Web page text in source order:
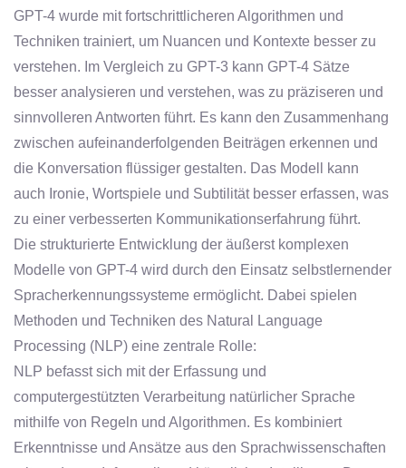
GPT-4 wurde mit fortschrittlicheren Algorithmen und
Techniken trainiert, um Nuancen und Kontexte besser zu
verstehen. Im Vergleich zu GPT-3 kann GPT-4 Sätze
besser analysieren und verstehen, was zu präziseren und
sinnvolleren Antworten führt. Es kann den Zusammenhang
zwischen aufeinanderfolgenden Beiträgen erkennen und
die Konversation flüssiger gestalten. Das Modell kann
auch Ironie, Wortspiele und Subtilität besser erfassen, was
zu einer verbesserten Kommunikationserfahrung führt.
Die strukturierte Entwicklung der äußerst komplexen
Modelle von GPT-4 wird durch den Einsatz selbstlernender
Spracherkennungssysteme ermöglicht. Dabei spielen
Methoden und Techniken des Natural Language
Processing (NLP) eine zentrale Rolle:
NLP befasst sich mit der Erfassung und
computergestützten Verarbeitung natürlicher Sprache
mithilfe von Regeln und Algorithmen. Es kombiniert
Erkenntnisse und Ansätze aus den Sprachwissenschaften